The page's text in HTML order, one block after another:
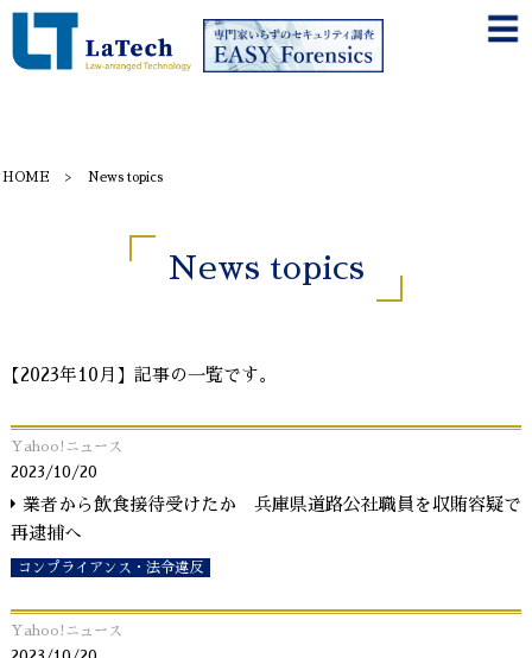
HOME News topics
News topics
【2023年10月】記事の一覧です。
Yahoo!ニュース
2023/10/20
業者から飲食接待受けたか 兵庫県道路公社職員を収賄容疑で
再逮捕へ
コンプライアンス・法令違反
Yahoo!ニュース